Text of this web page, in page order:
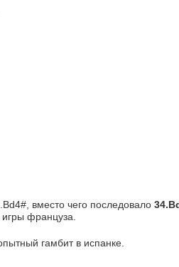
вместо чего последовало 34.
француза.
гамбит в испанке.